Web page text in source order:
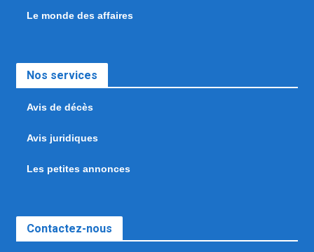
Le monde des affaires
Nos services
Avis de décès
Avis juridiques
Les petites annonces
Contactez-nous